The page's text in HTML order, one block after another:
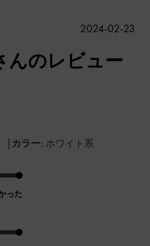
んのレビュー
| カラー: ホワイト系
った
公
2024-02-23